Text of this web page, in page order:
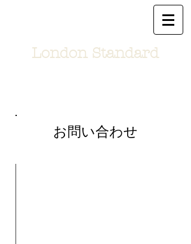
London Standard
お問い合わせ